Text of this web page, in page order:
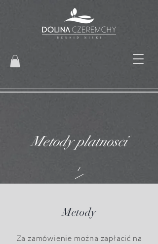
Metody platnosci
Metody
Za zamówienie można zapłacić na